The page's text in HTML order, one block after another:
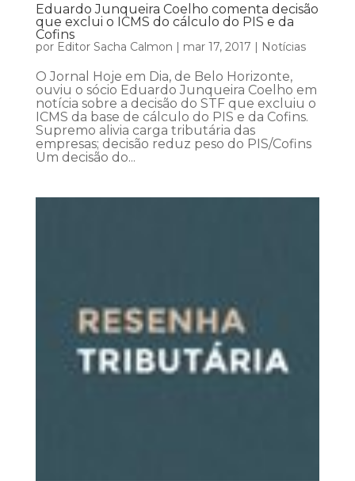
Eduardo Junqueira Coelho comenta decisão
que exclui o ICMS do cálculo do PIS e da
Cofins
por Editor Sacha Calmon | mar 17, 2017 | Notícias
O Jornal Hoje em Dia, de Belo Horizonte,
ouviu o sócio Eduardo Junqueira Coelho em
notícia sobre a decisão do STF que excluiu o
ICMS da base de cálculo do PIS e da Cofins.
Supremo alivia carga tributária das
empresas; decisão reduz peso do PIS/Cofins
Um decisão do...